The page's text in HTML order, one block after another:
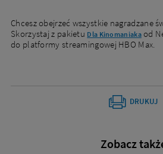
Chcesz obejrzeć wszystkie nagradzane
Skorzystaj z pakietu Dla Kinomaniakaod
do platformy streamingowej HBO Max.
DRUKUJ
Zobacz